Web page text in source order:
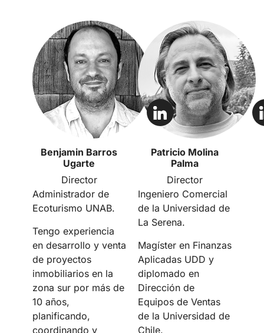
Benjamin Barros
Ugarte
Director
Administrador de
Ecoturismo UNAB.
Tengo experiencia
en desarrollo y venta
de proyectos
inmobiliarios en la
zona sur por más de
10 años,
planificando,
coordinando y
Patricio Molina
Palma
Director
Ingeniero Comercial
de la Universidad de
La Serena.
Magíster en Finanzas
Aplicadas UDD y
diplomado en
Dirección de
Equipos de Ventas
de la Universidad de
Chile.